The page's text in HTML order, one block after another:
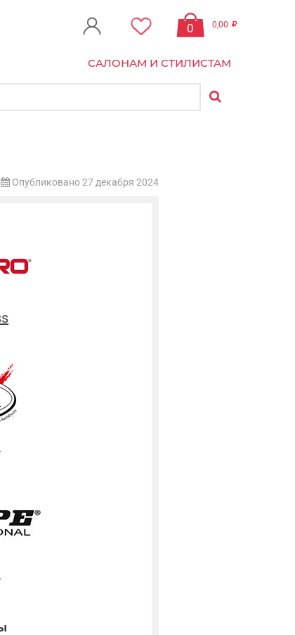
0 0,00
САЛОНАМ И СТИЛИСТАМ
Опубликовано 27 декабря 2024